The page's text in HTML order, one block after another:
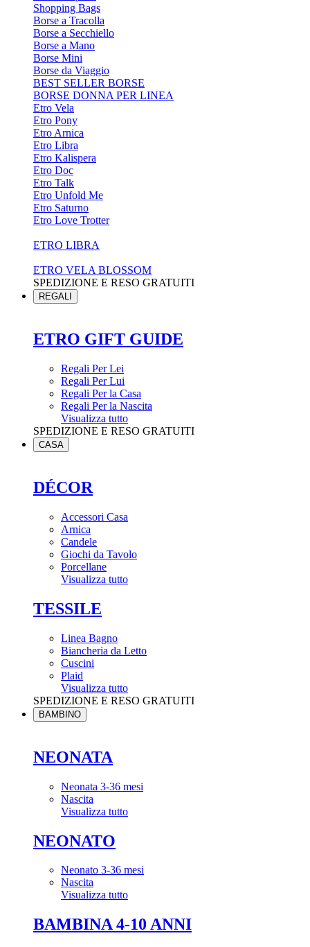
Shopping Bags
Borse a Tracolla
Borse a Secchiello
Borse a Mano
Borse Mini
Borse da Viaggio
BEST SELLER BORSE
BORSE DONNA PER LINEA
Etro Vela
Etro Pony
Etro Arnica
Etro Libra
Etro Kalispera
Etro Doc
Etro Talk
Etro Unfold Me
Etro Saturno
Etro Love Trotter
ETRO LIBRA
ETRO VELA BLOSSOM
SPEDIZIONE E RESO GRATUITI
REGALI
ETRO GIFT GUIDE
Regali Per Lei
Regali Per Lui
Regali Per la Casa
Regali Per la Nascita
Visualizza tutto
SPEDIZIONE E RESO GRATUITI
CASA
DÉCOR
Accessori Casa
Arnica
Candele
Giochi da Tavolo
Porcellane
Visualizza tutto
TESSILE
Linea Bagno
Biancheria da Letto
Cuscini
Plaid
Visualizza tutto
SPEDIZIONE E RESO GRATUITI
BAMBINO
NEONATA
Neonata 3-36 mesi
Nascita
Visualizza tutto
NEONATO
Neonato 3-36 mesi
Nascita
Visualizza tutto
BAMBINA 4-10 ANNI